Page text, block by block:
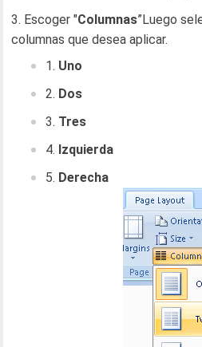
Escoger "Columnas”Luego
columnas que desea aplicar.
Uno
Dos
Tres
Izquierda
Derecha